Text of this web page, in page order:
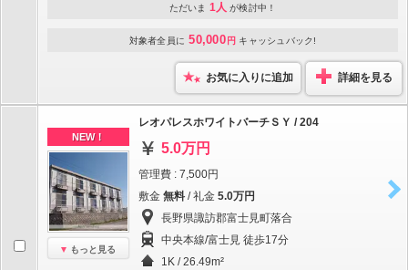
ただいま 1人 が検討中！
対象者全員に 50,000 円 キャッシュバック!
お気に入りに追加 詳細を見る
NEW！
もっと見る
レオパレスホワイトバーチＳＹ / 204
5.0万円
管理費 : 7,500円
敷金 無料 / 礼金 5.0万円
長野県諏訪郡富士見町落合
中央本線/富士見 徒歩17分
1K / 26.49m²